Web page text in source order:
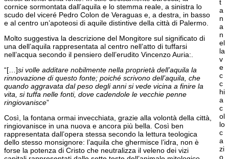
t
a
n
a
n
el
la
v
e
c
c
hi
a
c
ol
lo
c
a
zi
o
cornice sormontata dall’aquila e lo stemma reale, a sinistra lo
scudo del viceré Pedro Colon de Veraguas e, a destra, in basso
e al centro un’apoteosi di aquile distintive della città di Palermo.
Molto suggestiva la descrizione del Mongitore sul significato di
una dell’aquila rappresentata al centro nell’atto di tuffarsi
nell’acqua secondo il pensiero dell’erudito Vincenzo Auria:.
“[…]si volle additare nobilmente nella proprietà dell’aquila la
rinnovazione di questo fonte; poiché scrivono dell’aquila, che
quando aggravata dal peso degli anni si vede vicina a finire la
vita, si tuffa nelle fonti, dove cadendole le vecchie penne
ringiovanisce”
Così, la fontana ormai invecchiata, grazie alla volontà della città,
ringiovanisce in una nuova e ancora più bella. Così ben
rappresentata dall’opera stessa secondo la lettura teologica
dello stesso monsignore: l’aquila che ghermisce l’idra, non è
forse la potenza di Cristo che neutralizza il veleno dei vizi